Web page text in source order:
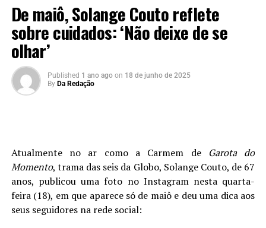
De maiô, Solange Couto reflete
sobre cuidados: ‘Não deixe de se
olhar’
Published 1 ano ago on 18 de junho de 2025
By Da Redação
Atualmente no ar como a Carmem de Garota do
Momento, trama das seis da Globo, Solange Couto, de 67
anos, publicou uma foto no Instagram nesta quarta-
feira (18), em que aparece só de maiô e deu uma dica aos
seus seguidores na rede social: